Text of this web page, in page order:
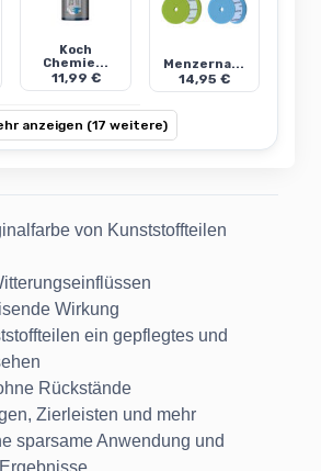
Koch
Chemie...
11,99 €
Menzerna...
14,95 €
anzeigen (17 weitere)
von Kunststoffteilen
Wirkung
ein gepflegtes und
Rückstände
Zierleisten und mehr
sparsame Anwendung und